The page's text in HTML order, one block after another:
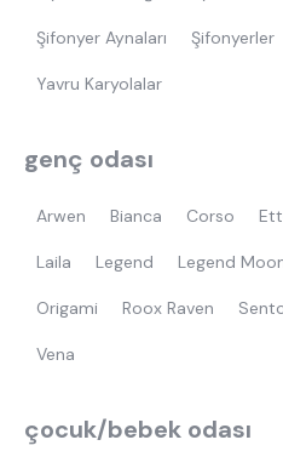
Şifonyer Aynaları Şifonyerler
Yavru Karyolalar
genç odası
Arwen Bianca Corso
Laila Legend Legend
Origami Roox Raven
Vena
çocuk/bebek odası